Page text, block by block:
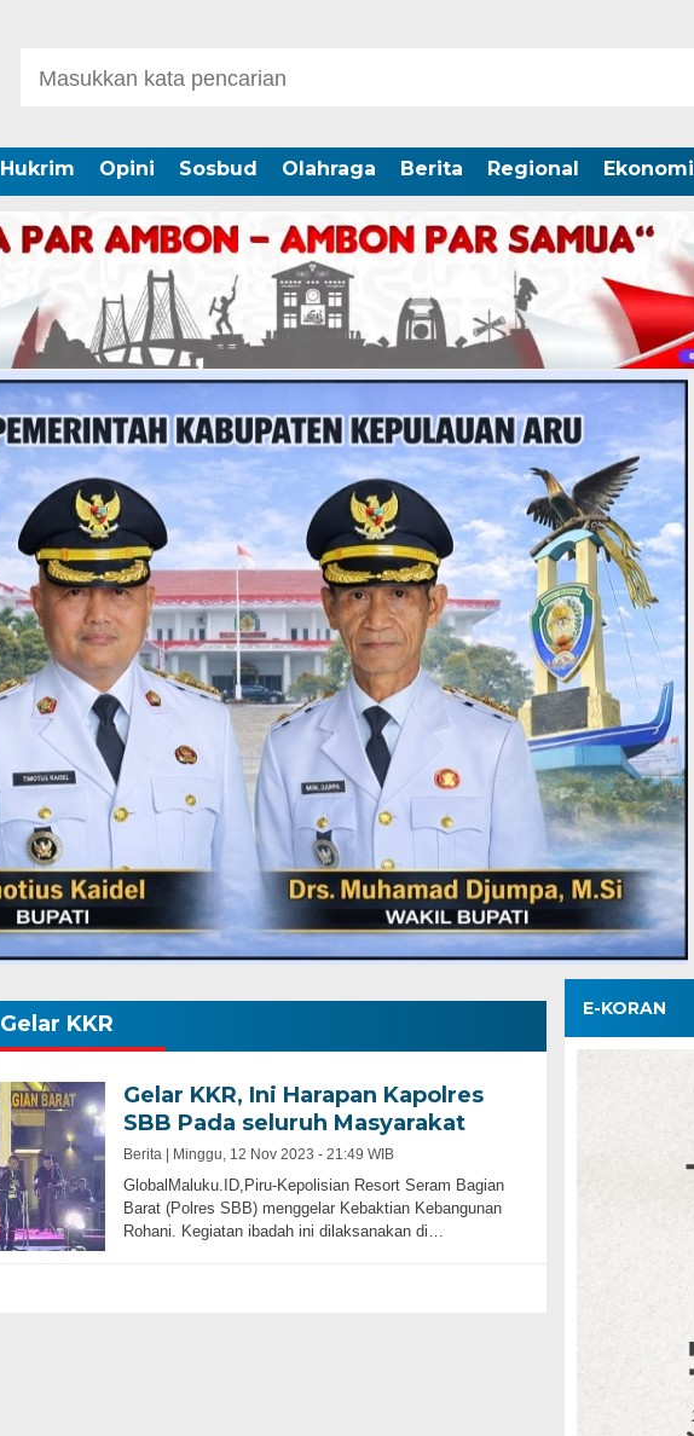
Hukrim Opini Sosbud Olahraga Berita Regional Ekonomi
Gelar KKR
Gelar KKR, Ini Harapan Kapolres
SBB Pada seluruh Masyarakat
Berita | Minggu, 12 Nov 2023 - 21:49 WIB
GlobalMaluku.ID,Piru-Kepolisian Resort Seram Bagian
Barat (Polres SBB) menggelar Kebaktian Kebangunan
Rohani. Kegiatan ibadah ini dilaksanakan di…
E-KORAN